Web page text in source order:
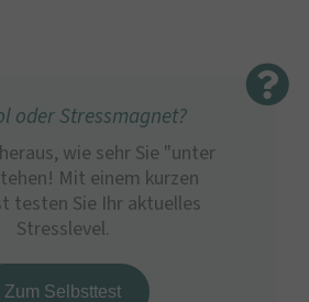
oder Stressmagnet?
wie sehr Sie "unter
Mit einem kurzen
testen Sie Ihr aktuelles
Stresslevel.
Zum Selbsttest